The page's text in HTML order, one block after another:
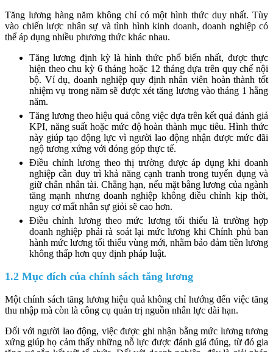
Tăng lương hàng năm không chỉ có một hình thức duy nhất. Tùy
vào chiến lược nhân sự và tình hình kinh doanh, doanh nghiệp có
thể áp dụng nhiều phương thức khác nhau.
Tăng lương định kỳ là hình thức phổ biến nhất, được thực
hiện theo chu kỳ 6 tháng hoặc 12 tháng dựa trên quy chế nội
bộ. Ví dụ, doanh nghiệp quy định nhân viên hoàn thành tốt
nhiệm vụ trong năm sẽ được xét tăng lương vào tháng 1 hằng
năm.
Tăng lương theo hiệu quả công việc dựa trên kết quả đánh giá
KPI, năng suất hoặc mức độ hoàn thành mục tiêu. Hình thức
này giúp tạo động lực vì người lao động nhận được mức đãi
ngộ tương xứng với đóng góp thực tế.
Điều chỉnh lương theo thị trường được áp dụng khi doanh
nghiệp cần duy trì khả năng cạnh tranh trong tuyển dụng và
giữ chân nhân tài. Chẳng hạn, nếu mặt bằng lương của ngành
tăng mạnh nhưng doanh nghiệp không điều chỉnh kịp thời,
nguy cơ mất nhân sự giỏi sẽ cao hơn.
Điều chỉnh lương theo mức lương tối thiểu là trường hợp
doanh nghiệp phải rà soát lại mức lương khi Chính phủ ban
hành mức lương tối thiểu vùng mới, nhằm bảo đảm tiền lương
không thấp hơn quy định pháp luật.
1.2 Mục đích của chính sách tăng lương
Một chính sách tăng lương hiệu quả không chỉ hướng đến việc tăng
thu nhập mà còn là công cụ quản trị nguồn nhân lực dài hạn.
Đối với người lao động, việc được ghi nhận bằng mức lương tương
xứng giúp họ cảm thấy những nỗ lực được đánh giá đúng, từ đó gia